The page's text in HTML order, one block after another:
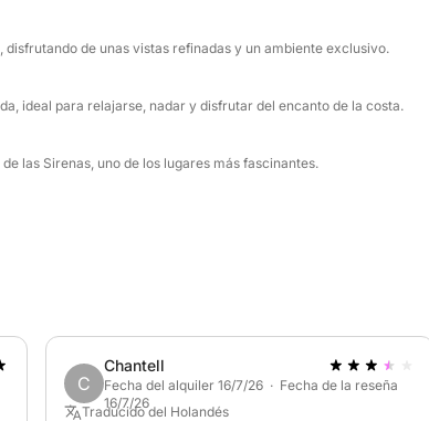
de unas vistas refinadas y un ambiente exclusivo.
ideal para relajarse, nadar y disfrutar del encanto de la costa.
las Sirenas, uno de los lugares más fascinantes.
C
Chantell
Fecha del alquiler 16/7/26 · Fecha de la reseña
16/7/26
Traducido del Holandés